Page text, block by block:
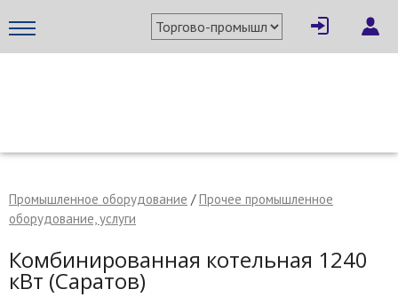
Промышленное оборудование /Прочее промышленное
оборудование, услуги
Комбинированная котельная 1240
кВт (Саратов)
× Написать поставщику